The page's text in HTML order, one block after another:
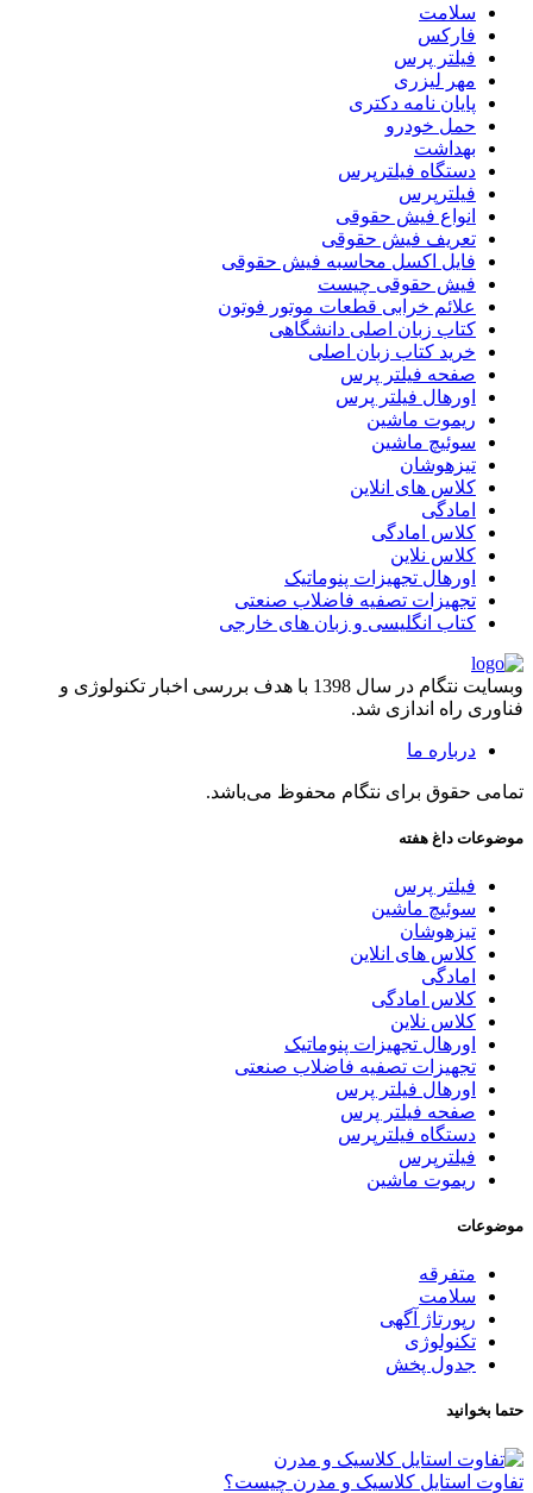
سلامت
فارکس
فیلتر پرس
مهر لیزری
پایان نامه دکتری
حمل خودرو
بهداشت
دستگاه فیلترپرس
فیلترپرس
انواع فیش حقوقی
تعریف فیش حقوقی
فایل اکسل محاسبه فیش حقوقی
فیش حقوقی چیست
علائم خرابی قطعات موتور فوتون
کتاب زبان اصلی دانشگاهی
خرید کتاب زبان اصلی
صفحه فیلتر پرس
اورهال فیلتر پرس
ریموت ماشین
سوئیچ ماشین
تیزهوشان
کلاس های انلاین
امادگی
کلاس امادگی
کلاس نلاین
اورهال تجهیزات پنوماتیک
تجهیزات تصفیه فاضلاب صنعتی
کتاب انگلیسی و زبان های خارجی
وبسایت نتگام در سال 1398 با هدف بررسی اخبار تکنولوژی و
فناوری راه اندازی شد.
درباره ما
تمامی حقوق برای نتگام محفوظ می‌باشد.
موضوعات داغ هفته
فیلتر پرس
سوئیچ ماشین
تیزهوشان
کلاس های انلاین
امادگی
کلاس امادگی
کلاس نلاین
اورهال تجهیزات پنوماتیک
تجهیزات تصفیه فاضلاب صنعتی
اورهال فیلتر پرس
صفحه فیلتر پرس
دستگاه فیلترپرس
فیلترپرس
ریموت ماشین
موضوعات
متفرقه
سلامت
رپورتاژ آگهی
تکنولوژی
جدول پخش
حتما بخوانید
تفاوت استایل کلاسیک و مدرن چیست؟